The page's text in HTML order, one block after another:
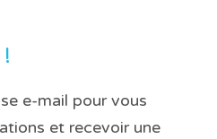
e-mail pour vous
et recevoir une